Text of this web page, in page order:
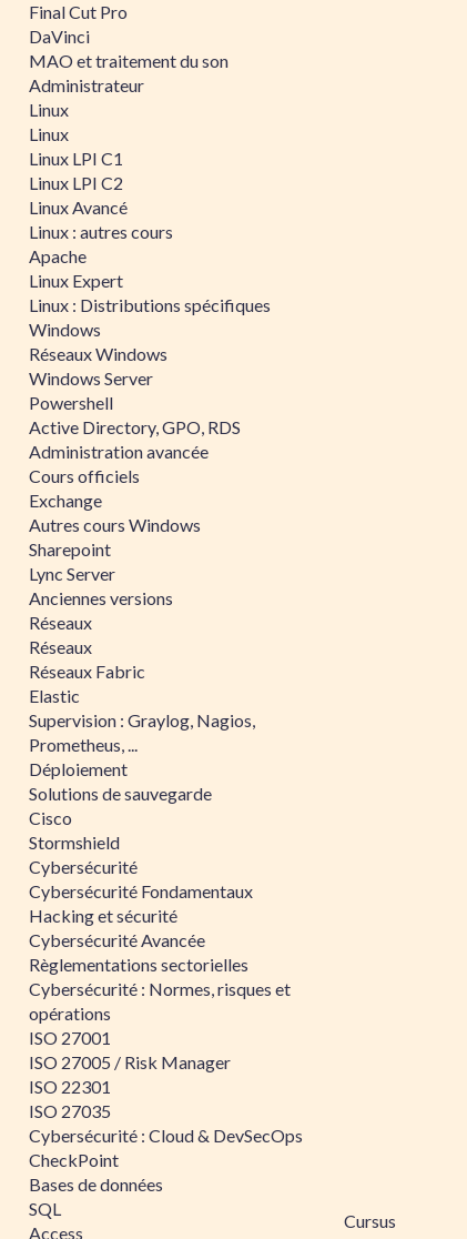
Final Cut Pro
DaVinci
MAO et traitement du son
Administrateur
Linux
Linux
Linux LPI C1
Linux LPI C2
Linux Avancé
Linux : autres cours
Apache
Linux Expert
Linux : Distributions spécifiques
Windows
Réseaux Windows
Windows Server
Powershell
Active Directory, GPO, RDS
Administration avancée
Cours officiels
Exchange
Autres cours Windows
Sharepoint
Lync Server
Anciennes versions
Réseaux
Réseaux
Réseaux Fabric
Elastic
Supervision : Graylog, Nagios,
Prometheus, ...
Déploiement
Solutions de sauvegarde
Cisco
Stormshield
Cybersécurité
Cybersécurité Fondamentaux
Hacking et sécurité
Cybersécurité Avancée
Règlementations sectorielles
Cybersécurité : Normes, risques et
opérations
ISO 27001
ISO 27005 / Risk Manager
ISO 22301
ISO 27035
Cybersécurité : Cloud & DevSecOps
CheckPoint
Bases de données
SQL
Access
Cursus